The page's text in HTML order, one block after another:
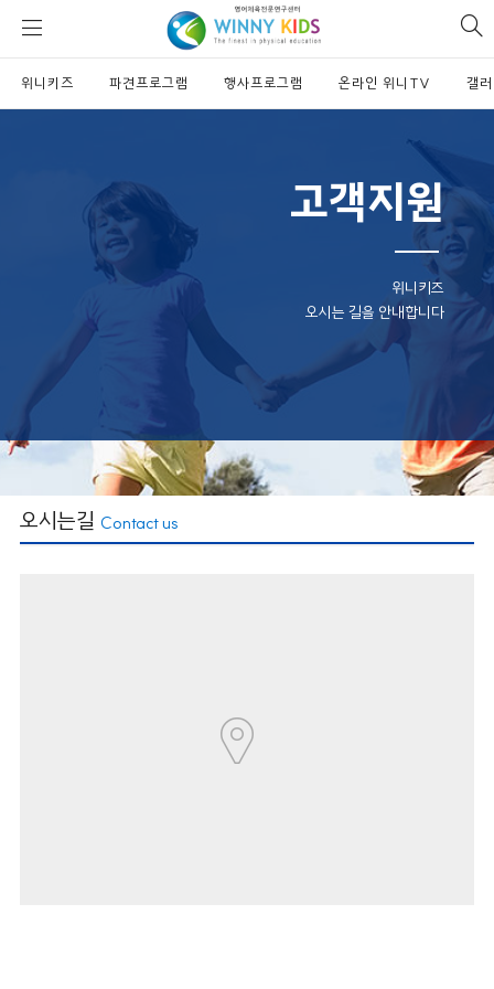
위
니
키
즈
위니키즈 파견프로그램 행사프로그램 온라인 위니TV 갤
고객지원
위니키즈
오시는 길을 안내합니다
오시는길 Contact us